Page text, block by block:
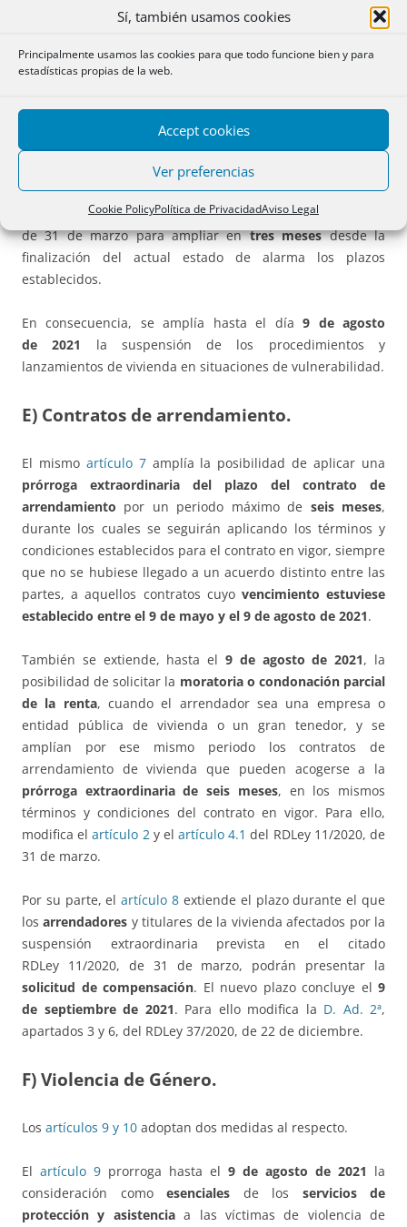
Sí, también usamos cookies
Principalmente usamos las cookies para que todo funcione bien y para
estadísticas propias de la web.
Accept cookies
Ver preferencias
Cookie PolicyPolítica de PrivacidadAviso Legal
consumidor vulnerable , a los efectos de la percepción del
y la protección especial frente
a la interrupción del suministro. Ver art. 5.
D) Suspensión de desahucios.
artículo 7modifica elart. 1y elart. 1 bisRDLey 11/2020,
de 31 de marzo para ampliar entres mesesdesde la
finalización del actual estado de alarma los plazos
establecidos.
En consecuencia, se amplía hasta el día9 de agosto
de 2021
la suspensión de los procedimientos y
lanzamientos de vivienda en situaciones de vulnerabilidad.
E) Contratos de arrendamiento.
El mismo artículo 7amplía la posibilidad de aplicar una
prórroga extraordinaria del plazo del contrato de
arrendamiento por un periodo máximo de seis meses,
durante los cuales se seguirán aplicando los términos y
condiciones establecidos para el contrato en vigor, siempre
que no se hubiese llegado a un acuerdo distinto entre las
partes, a aquellos contratos cuyo vencimiento estuviese
establecido entre el 9 de mayo y el 9 de agosto de 2021.
También se extiende, hasta el 9 de agosto de 2021, la
posibilidad de solicitar la moratoria o condonación parcial
de la renta, cuando el arrendador sea una empresa o
entidad pública de vivienda o un gran tenedor, y se
amplían por ese mismo periodo los contratos de
arrendamiento de vivienda que pueden acogerse a la
prórroga extraordinaria de seis meses, en los mismos
términos y condiciones del contrato en vigor. Para ello,
modifica elartículo 2y elartículo 4.1 del RDLey 11/2020, de
31 de marzo.
Por su parte, elartículo 8 extiende el plazo durante el que
losarrendadores y titulares de la vivienda afectados por la
suspensión extraordinaria prevista en el citado
RDLey 11/2020, de 31 de marzo, podrán presentar la
solicitud de compensación. El nuevo plazo concluye el 9
de septiembre de 2021. Para ello modifica la D. Ad. 2ª,
apartados 3 y 6, del RDLey 37/2020, de 22 de diciembre.
F) Violencia de Género.
Los artículos 9 y 10 adoptan dos medidas al respecto.
El artículo 9 prorroga hasta el 9 de agosto de 2021 la
consideración como esenciales de los servicios de
protección y asistenciaa las víctimas de violencia de